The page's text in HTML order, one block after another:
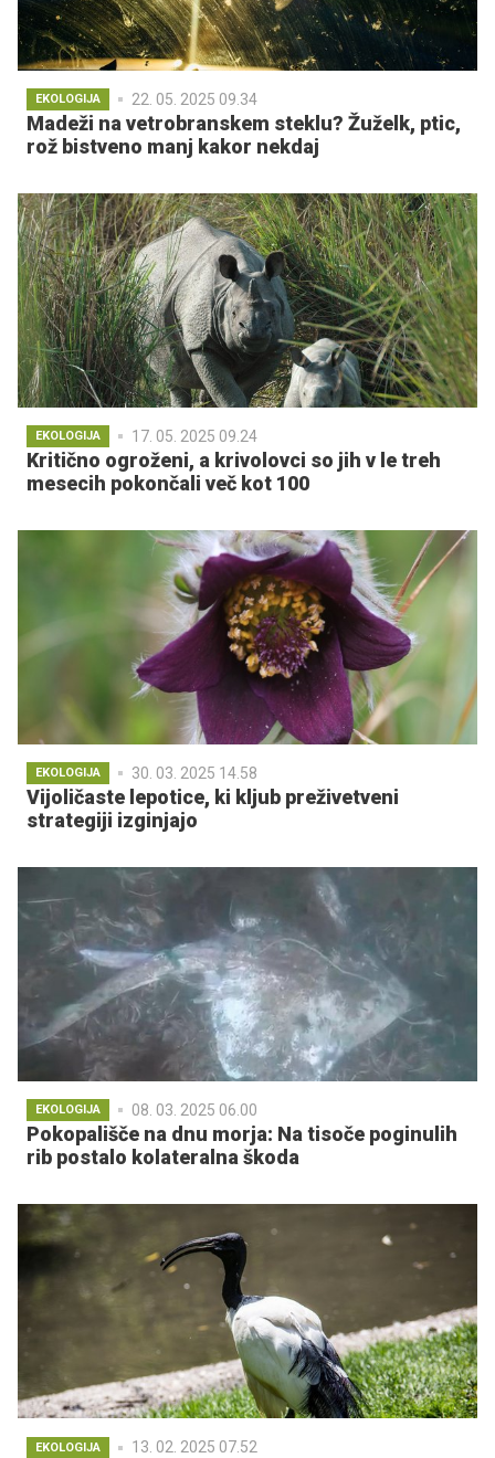
EKOLOGIJA 22. 05. 2025 09.34
Madeži na vetrobranskem steklu? Žuželk, ptic,
rož bistveno manj kakor nekdaj
EKOLOGIJA 17. 05. 2025 09.24
Kritično ogroženi, a krivolovci so jih v le treh
mesecih pokončali več kot 100
EKOLOGIJA 30. 03. 2025 14.58
Vijoličaste lepotice, ki kljub preživetveni
strategiji izginjajo
EKOLOGIJA 08. 03. 2025 06.00
Pokopališče na dnu morja: Na tisoče poginulih
rib postalo kolateralna škoda
EKOLOGIJA 13. 02. 2025 07.52